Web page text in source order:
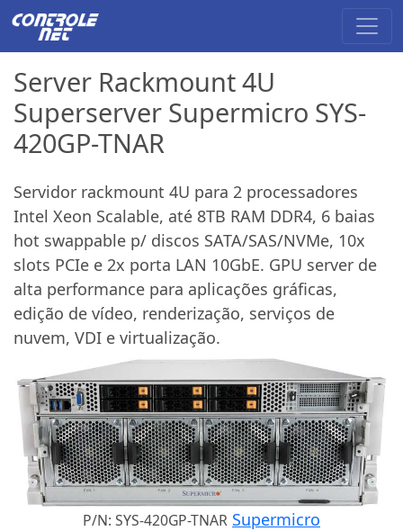
Server Rackmount 4U
Superserver Supermicro SYS-
420GP-TNAR
Servidor rackmount 4U para 2 processadores
Intel Xeon Scalable, até 8TB RAM DDR4, 6 baias
hot swappable p/ discos SATA/SAS/NVMe, 10x
slots PCIe e 2x porta LAN 10GbE. GPU server de
alta performance para aplicações gráficas,
edição de vídeo, renderização, serviços de
nuvem, VDI e virtualização.
P/N: SYS-420GP-TNAR Supermicro